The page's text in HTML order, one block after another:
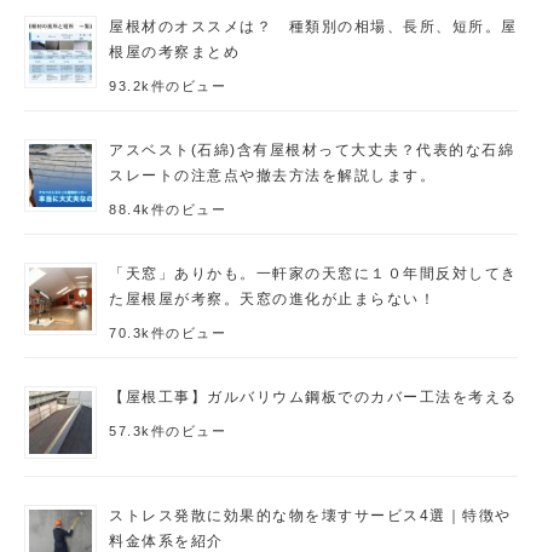
屋根材のオススメは？ 種類別の相場、長所、短所。屋
根屋の考察まとめ
93.2k件のビュー
アスベスト(石綿)含有屋根材って大丈夫？代表的な石綿
スレートの注意点や撤去方法を解説します。
88.4k件のビュー
「天窓」ありかも。一軒家の天窓に１０年間反対してき
た屋根屋が考察。天窓の進化が止まらない！
70.3k件のビュー
【屋根工事】ガルバリウム鋼板でのカバー工法を考える
57.3k件のビュー
ストレス発散に効果的な物を壊すサービス4選｜特徴や
料金体系を紹介